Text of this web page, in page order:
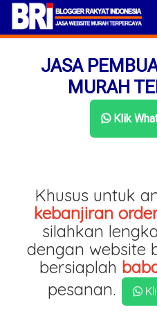
JASA
MURAH
Klik
Khusus untuk
kebanjiran
silahkan
dengan website
bersiaplah
pesanan.